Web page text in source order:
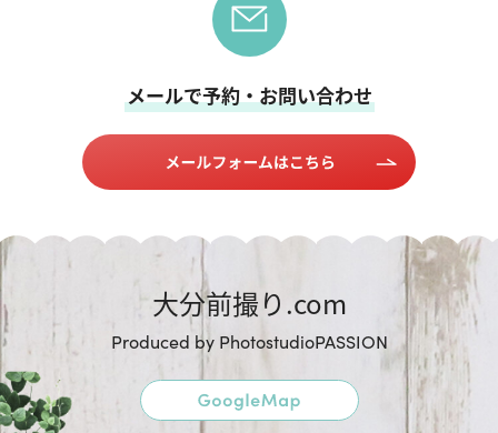
メールで予約・お問い合わせ
大分前撮り.com
Produced by PhotostudioPASSION